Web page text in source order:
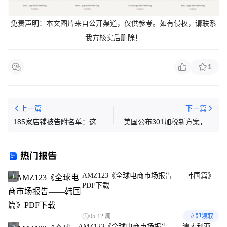
免责声明：本文图片来自公开渠道，仅供参考。如有侵权，请联系
我方核实后删除！
1
上一篇
185家店铺被告附名单：这个
下一篇
美国公布301加税新方案，最
热门报告
1
AMZ123《全球电商市场报告——韩国篇》
PDF下载
05-12 周二 立即领取